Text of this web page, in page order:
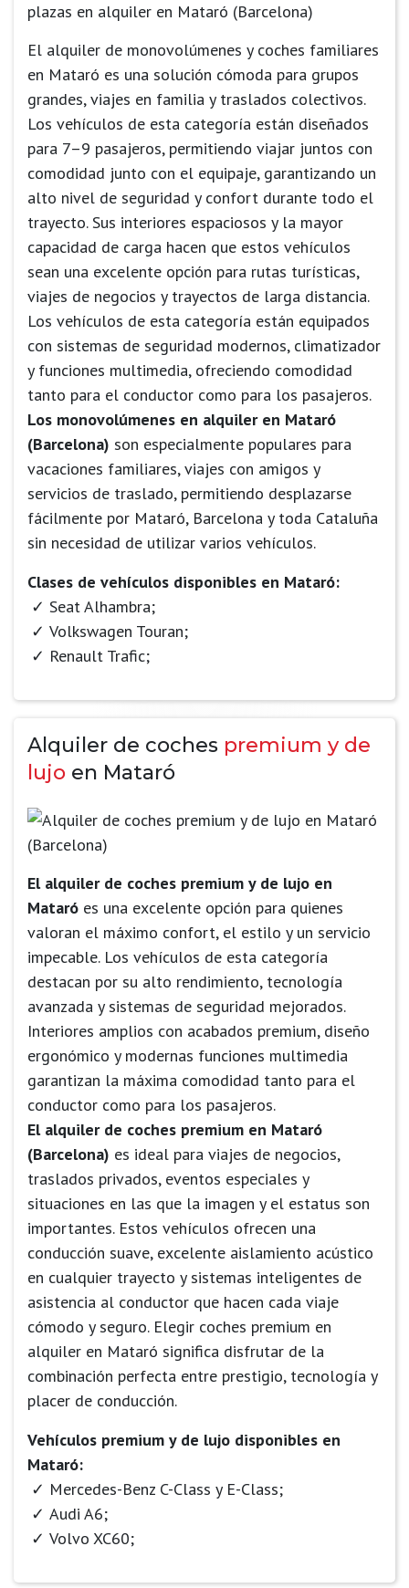
El alquiler de monovolúmenes y coches familiares
en Mataró es una solución cómoda para grupos
grandes, viajes en familia y traslados colectivos.
Los vehículos de esta categoría están diseñados
para 7–9 pasajeros, permitiendo viajar juntos con
comodidad junto con el equipaje, garantizando un
alto nivel de seguridad y confort durante todo el
trayecto. Sus interiores espaciosos y la mayor
capacidad de carga hacen que estos vehículos
sean una excelente opción para rutas turísticas,
viajes de negocios y trayectos de larga distancia.
Los vehículos de esta categoría están equipados
con sistemas de seguridad modernos, climatizador
y funciones multimedia, ofreciendo comodidad
tanto para el conductor como para los pasajeros.
Los monovolúmenes en alquiler en Mataró
(Barcelona) son especialmente populares para
vacaciones familiares, viajes con amigos y
servicios de traslado, permitiendo desplazarse
fácilmente por Mataró, Barcelona y toda Cataluña
sin necesidad de utilizar varios vehículos.
Clases de vehículos disponibles en Mataró:
Seat Alhambra;
Volkswagen Touran;
Renault Trafic;
Alquiler de coches premium y de
lujo en Mataró
El alquiler de coches premium y de lujo en
Mataró es una excelente opción para quienes
valoran el máximo confort, el estilo y un servicio
impecable. Los vehículos de esta categoría
destacan por su alto rendimiento, tecnología
avanzada y sistemas de seguridad mejorados.
Interiores amplios con acabados premium, diseño
ergonómico y modernas funciones multimedia
garantizan la máxima comodidad tanto para el
conductor como para los pasajeros.
El alquiler de coches premium en Mataró
(Barcelona) es ideal para viajes de negocios,
traslados privados, eventos especiales y
situaciones en las que la imagen y el estatus son
importantes. Estos vehículos ofrecen una
conducción suave, excelente aislamiento acústico
en cualquier trayecto y sistemas inteligentes de
asistencia al conductor que hacen cada viaje
cómodo y seguro. Elegir coches premium en
alquiler en Mataró significa disfrutar de la
combinación perfecta entre prestigio, tecnología y
placer de conducción.
Vehículos premium y de lujo disponibles en
Mataró:
Mercedes-Benz C-Class y E-Class;
Audi A6;
Volvo XC60;